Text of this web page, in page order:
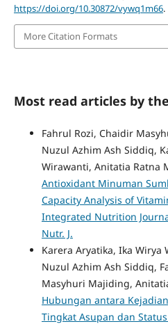
https://doi.org/10.30872/vywq1m66.
More Citation Formats
Most read articles by
Fahrul Rozi, Chaidir
Nuzul Azhim Ash Siddiq,
Wirawanti, Anitatia Ratna
Antioxidant Minuman
Capacity Analysis of
Integrated Nutrition
Nutr. J.
Karera Aryatika, Ika
Nuzul Azhim Ash Siddiq,
Masyhuri Majiding,
Hubungan antara
Tingkat Asupan dan